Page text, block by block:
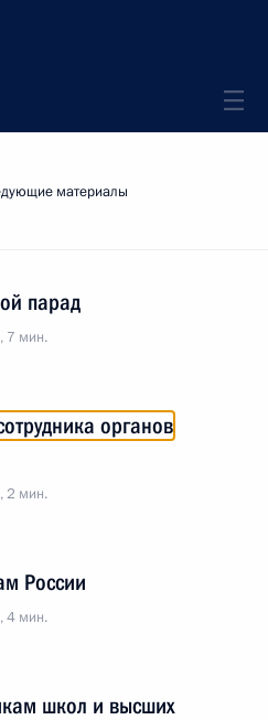
материалы
парад
7 мин.
органов
2 мин.
России
4 мин.
школ и высших